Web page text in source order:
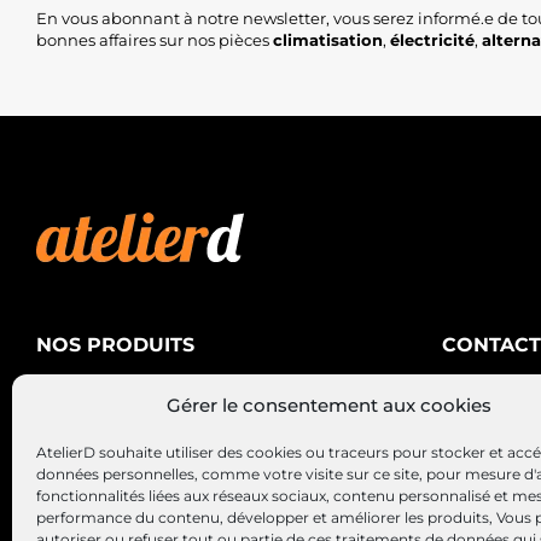
Gérer le consentement aux cookies
AtelierD souhaite utiliser des cookies ou traceurs pour stocker et
données personnelles, comme votre visite sur ce site, pour mesure
fonctionnalités liées aux réseaux sociaux, contenu personnalisé et
performance du contenu, développer et améliorer les produits, Vous
En vous abonnant à notre newsletter, vous serez informé.e de
bonnes affaires sur nos piècesclimatisation, électricité,
NOS PRODUITS
Alternateurs – Démarreurs
CONTACT
AtelierD
88200
03 29 22 34